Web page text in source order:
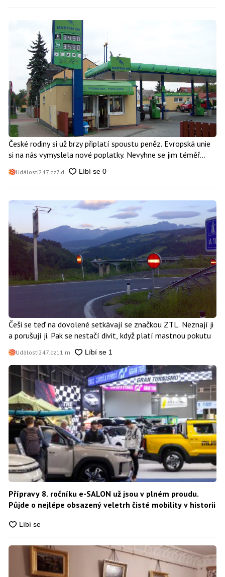
České rodiny si už brzy připlatí spoustu peněz. Evropská unie
si na nás vymyslela nové poplatky. Nevyhne se jim téměř
Události247.cz7 d
Češi se teď na dovolené setkávají se značkou ZTL. Neznají ji
a porušují ji. Pak se nestačí divit, když platí mastnou pokutu
Události247.cz11 m
Přípravy 8. ročníku e-SALON už jsou v plném proudu.
Půjde o nejlépe obsazený veletrh čisté mobility v historii